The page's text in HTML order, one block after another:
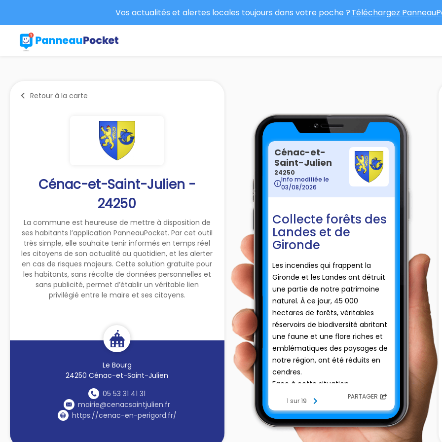
Vos actualités et alertes locales toujours dans votre poche ?Téléchargez
Retour à la carte
Cénac-et-Saint-Julien -
24250
La commune est heureuse de mettre à disposition de
ses habitants l’application PanneauPocket. Par cet outil
très simple, elle souhaite tenir informés en temps réel
les citoyens de son actualité au quotidien, et les alerter
en cas de risques majeurs. Cette solution gratuite pour
les habitants, sans récolte de données personnelles et
sans publicité, permet d’établir un véritable lien
privilégié entre le maire et ses citoyens.
Le Bourg
24250 Cénac-et-Saint-Julien
05 53 31 41 31
mairie@cenacsaintjulien.fr
https://cenac-en-perigord.fr/
Cénac-et-
Saint-Julien
24250
Info modifiée le
03/08/2026
Collecte forêts des
Landes et de
Gironde
Les incendies qui frappent la
Gironde et les Landes ont détruit
une partie de notre patrimoine
naturel. À ce jour, 45 000
hectares de forêts, véritables
réservoirs de biodiversité abritant
une faune et une flore riches et
emblématiques des paysages de
notre région, ont été réduits en
cendres.
Face à cette situation
la Fondation du
patrimoine a lancé une collecte
d'urgencepour contribuer à la
restauration des espaces
1 sur 19 PARTAGER